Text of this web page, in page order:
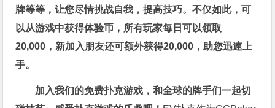
牌等等，让您尽情挑战自我，提高技巧。不仅如此，可
以从游戏中获得体验币，所有玩家每日可以领取
20,000，新加入朋友还可额外获得20,000，助您迅速上
手。
加入我们的免费扑克游戏，和全球的牌手们一起切